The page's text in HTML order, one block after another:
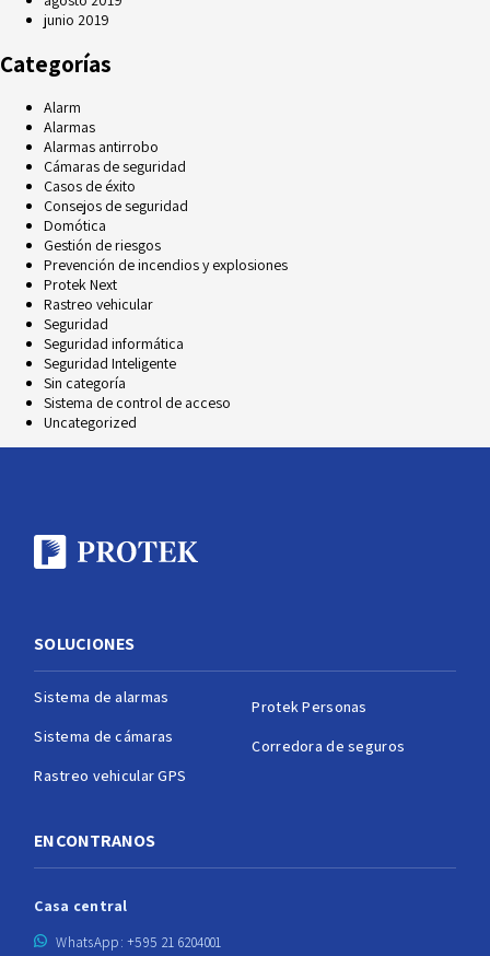
junio 2019
Categorías
Alarm
Alarmas
Alarmas antirrobo
Cámaras de seguridad
Casos de éxito
Consejos de seguridad
Domótica
Gestión de riesgos
Prevención de incendios y explosiones
Protek Next
Rastreo vehicular
Seguridad
Seguridad informática
Seguridad Inteligente
Sin categoría
Sistema de control de acceso
Uncategorized
SOLUCIONES
Sistema de alarmas
Sistema de cámaras
Rastreo vehicular GPS
Protek Personas
Corredora de seguros
ENCONTRANOS
Casa central
WhatsApp: +595 21 6204001